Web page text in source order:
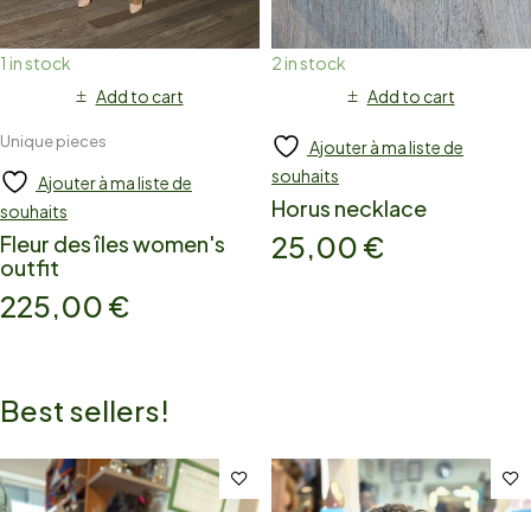
1 in stock
Add to cart
Unique pieces
Ajouter à ma liste de
souhaits
Fleur des îles women's
outfit
225,00 €
2 in stock
Add to cart
Ajouter à ma liste de
souhaits
Horus necklace
25,00 €
Best sellers!